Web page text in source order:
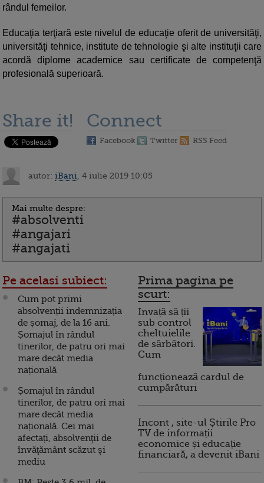
rândul femeilor.
Educaţia terţiară este nivelul de educaţie oferit de universităţi,
universităţi tehnice, institute de tehnologie şi alte instituţii care
acordă diplome academice sau certificate de competenţă
profesională superioară.
Share it! Connect
Facebook Twitter RSS Feed
autor: iBani , 4 iulie 2019 10:05
Mai multe despre:
#absolventi
#angajari
#angajati
Pe acelasi subiect:
Cum pot primi
absolvenții indemnizația
de șomaj, de la 16 ani.
Șomajul în rândul
tinerilor, de patru ori mai
mare decât media
națională
Șomajul în rândul
tinerilor, de patru ori mai
mare decât media
națională. Cei mai
afectați, absolvenţii de
învăţământ scăzut şi
mediu
Prima pagina pe
scurt:
Invață să ții
sub control
cheltuielile
de sărbători.
Cum
funcționează cardul de
cumpărături
Incont , site-ul Știrile Pro
TV de informații
economice și educație
financiară, a devenit iBani